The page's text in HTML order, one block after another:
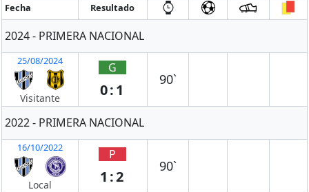
Fecha Resultado
2024 - PRIMERA NACIONAL
25/08/2024
Visitante
G
0:1
90`
2022 - PRIMERA NACIONAL
16/10/2022
Local
P
1:2
90`